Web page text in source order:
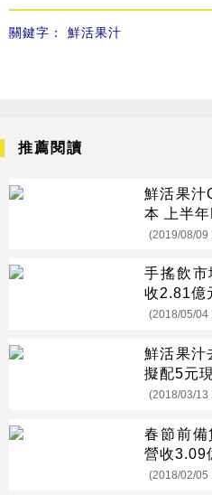
關鍵字： 鮮活果汁
推薦閱讀
鮮活果汁
本 上半
(2019/08/09
手搖飲
收2.81億
(2018/05/04
鮮活果汁
擬配5元
(2018/03/13
春節前備
營收3.09
(2018/02/05